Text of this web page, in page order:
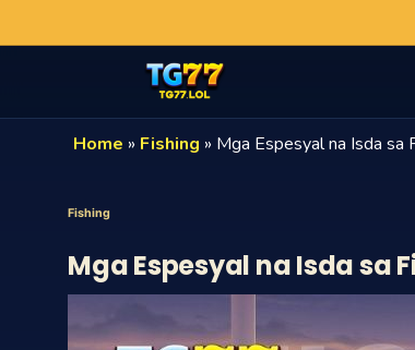
Home » Fishing » Mga Espesyal na Isda sa
Fishing
Mga Espesyal na Isda sa